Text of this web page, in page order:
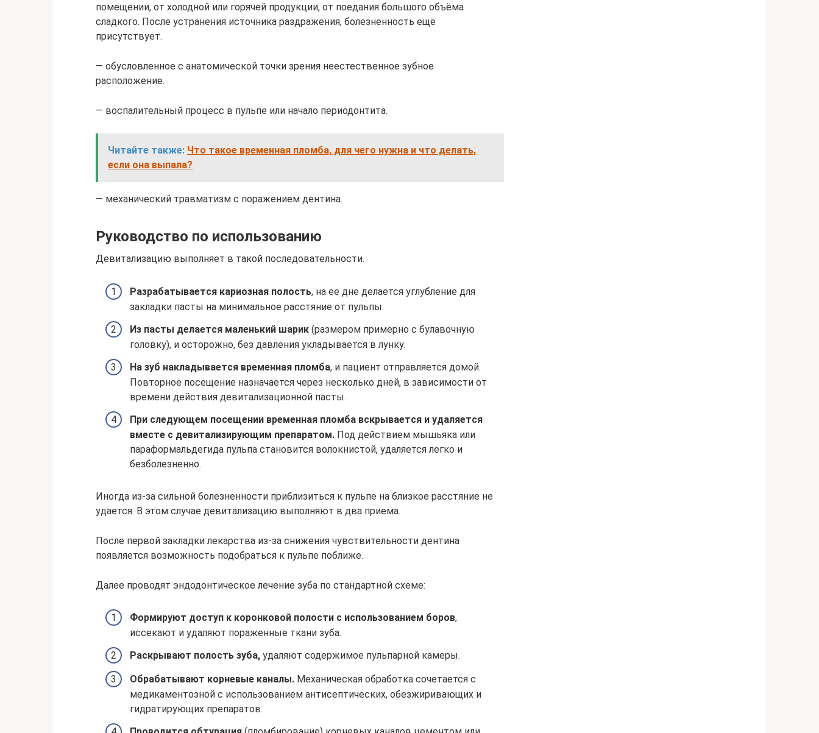
помещении, от холодной или горячей продукции, от поедания большого объёма
сладкого. После устранения источника раздражения, болезненность ещё
присутствует.
— обусловленное с анатомической точки зрения неестественное зубное
расположение.
— воспалительный процесс в пульпе или начало периодонтита.
Читайте также: Что такое временная пломба, для чего нужна и что делать,
если она выпала?
— механический травматизм с поражением дентина.
Руководство по использованию
Девитализацию выполняет в такой последовательности.
Разрабатывается кариозная полость, на ее дне делается углубление для
закладки пасты на минимальное расстяние от пульпы.
Из пасты делается маленький шарик (размером примерно с булавочную
головку), и осторожно, без давления укладывается в лунку.
На зуб накладывается временная пломба, и пациент отправляется домой.
Повторное посещение назначается через несколько дней, в зависимости от
времени действия девитализационной пасты.
При следующем посещении временная пломба вскрывается и удаляется
вместе с девитализирующим препаратом. Под действием мышьяка или
параформальдегида пульпа становится волокнистой, удаляется легко и
безболезненно.
Иногда из-за сильной болезненности приблизиться к пульпе на близкое расстяние не
удается. В этом случае девитализацию выполняют в два приема.
После первой закладки лекарства из-за снижения чувствительности дентина
появляется возможность подобраться к пульпе поближе.
Далее проводят эндодонтическое лечение зуба по стандартной схеме:
Формируют доступ к коронковой полости с использованием боров,
иссекают и удаляют пораженные ткани зуба.
Раскрывают полость зуба, удаляют содержимое пульпарной камеры.
Обрабатывают корневые каналы. Механическая обработка сочетается с
медикаментозной с использованием антисептических, обезжиривающих и
гидратирующих препаратов.